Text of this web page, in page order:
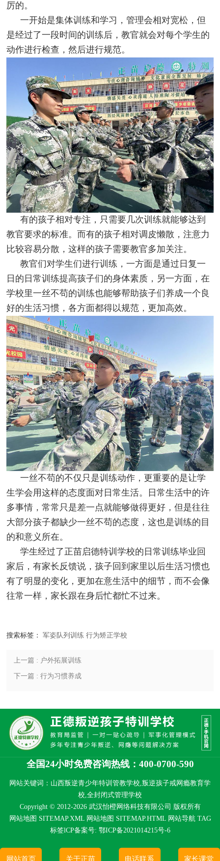
厉的。
一开始是集体训练和学习，管理会相对宽松，但
是经过了一段时间的训练后，教官就会对每个学生的
动作进行检查，然后进行规范。
有的孩子相对专注，只需要几次训练就能够达到
教官要求的标准。而有的孩子相对调皮懒散，注意力
比较容易分散，这样的孩子需要教官多加关注。
教官们对学生们进行训练，一方面是通过日复一
日的日常训练提高孩子们的身体素质，另一方面，在
学校里一丝不苟的训练也能够帮助孩子们养成一个良
好的生活习惯，各方面都得以规范，更加高效。
一丝不苟的不仅只是训练动作，更重要的是让学
生学会用这样的态度面对日常生活。日常生活中的许
多事情，常常只是差一点就能够做得更好，但是往往
大部分孩子都缺少一丝不苟的态度，这也是训练的目
的和意义所在。
学生经过了正苗启德特训学校的日常训练毕业回
家后，有家长反馈说，孩子回到家里以后生活习惯也
有了明显的变化，更加在意生活中的细节，而不会像
往常一样，家长跟在身后忙都忙不过来。
搜索标签：军姿队列训练 行为矫正学校
上一篇 : 户外拓展训练
下一篇 : 行为习惯养成
全国24小时免费咨询热线：400-0700-590
网站关键词：山西叛逆青少年特训管教学校,叛逆孩子戒网瘾教育学
校,全封闭式管理学校
Copyright © 2012-2026 武汉怡橙网络科技有限公司 版权所有
网站地图 SITEMAP.XML 网站地图 SITEMAP.HTML 网站导航 TAG
标签lCP备案号: 鄂ICP备2021014215号-6
网站首页 关于正苗 电话联系 家长课堂